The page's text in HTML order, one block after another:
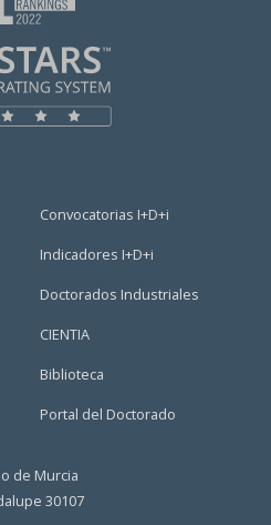
Convocatorias I+D+i
Indicadores I+D+i
Doctorados Industriales
CIENTIA
Biblioteca
Portal del Doctorado
de Murcia
30107